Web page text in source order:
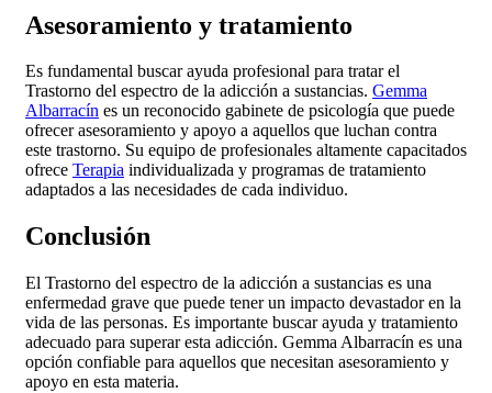
Asesoramiento y tratamiento
Es fundamental buscar ayuda profesional para tratar el
Trastorno del espectro de la adicción a sustancias. Gemma
Albarracín es un reconocido gabinete de psicología que puede
ofrecer asesoramiento y apoyo a aquellos que luchan contra
este trastorno. Su equipo de profesionales altamente capacitados
ofrece Terapia individualizada y programas de tratamiento
adaptados a las necesidades de cada individuo.
Conclusión
El Trastorno del espectro de la adicción a sustancias es una
enfermedad grave que puede tener un impacto devastador en la
vida de las personas. Es importante buscar ayuda y tratamiento
adecuado para superar esta adicción. Gemma Albarracín es una
opción confiable para aquellos que necesitan asesoramiento y
apoyo en esta materia.